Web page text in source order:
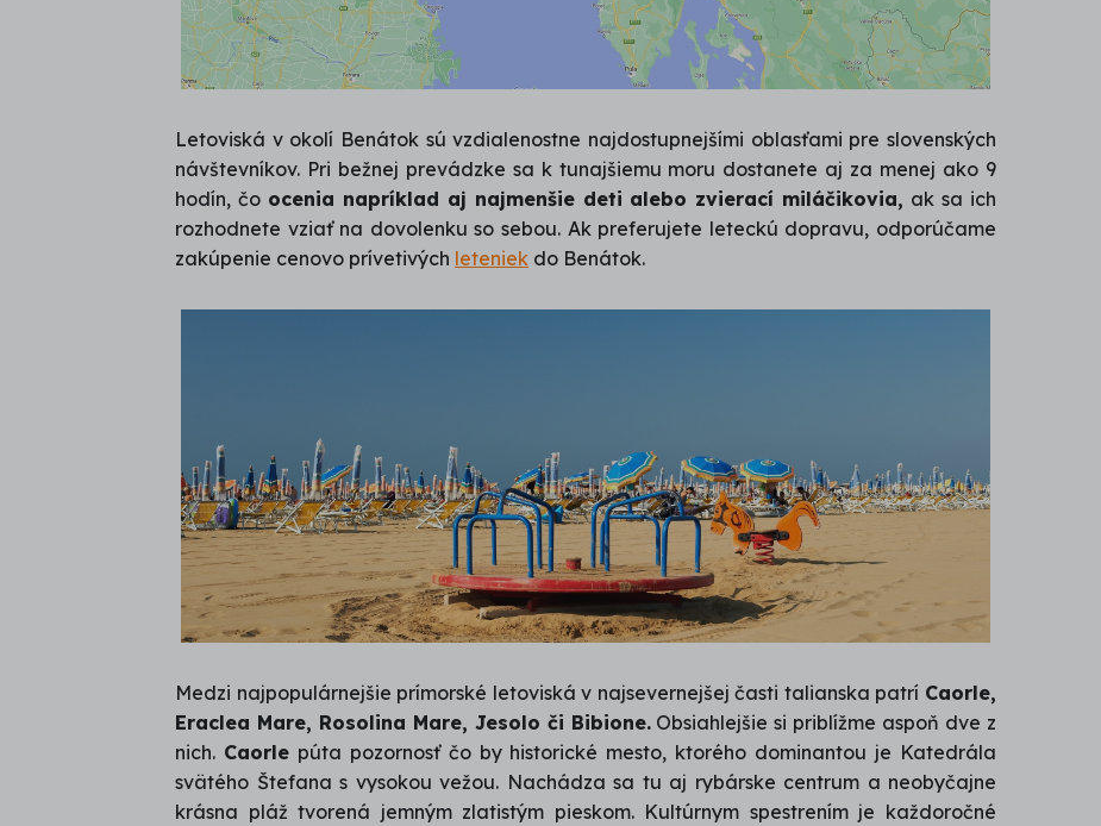
Letoviská v okolí Benátok sú vzdialenostne najdostupnejšími oblasťami pre slovenských
návštevníkov. Pri bežnej prevádzke sa k tunajšiemu moru dostanete aj za menej ako 9
hodín, čo ocenia napríklad aj najmenšie deti alebo zvierací miláčikovia, ak sa ich
rozhodnete vziať na dovolenku so sebou. Ak preferujete leteckú dopravu, odporúčame
zakúpenie cenovo prívetivých leteniek do Benátok.
Medzi najpopulárnejšie prímorské letoviská v najsevernejšej časti talianska patrí Caorle,
Eraclea Mare, Rosolina Mare, Jesolo či Bibione.Obsiahlejšie si priblížme aspoň dve z
nich. Caorlepúta pozornosť čo by historické mesto, ktorého dominantou je Katedrála
svätého Štefana s vysokou vežou. Nachádza sa tu aj rybárske centrum a neobyčajne
krásna pláž tvorená jemným zlatistým pieskom. Kultúrnym spestrením je každoročné